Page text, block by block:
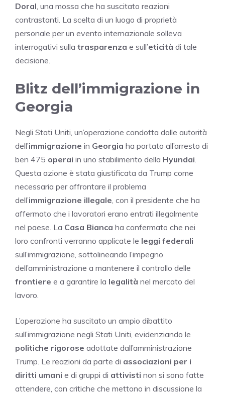
Doral , una mossa che ha suscitato reazioni
contrastanti. La scelta di un luogo di proprietà
personale per un evento internazionale solleva
interrogativi sulla trasparenza e sull’eticità di tale
decisione.
Blitz dell’immigrazione in
Georgia
Negli Stati Uniti, un’operazione condotta dalle autorità
dell’immigrazione in Georgia ha portato all’arresto di
ben 475 operai in uno stabilimento della Hyundai
Questa azione è stata giustificata da Trump come
necessaria per affrontare il problema
dell’immigrazione illegale , con il presidente che ha
affermato che i lavoratori erano entrati illegalmente
nel paese. La Casa Bianca ha confermato che nei
loro confronti verranno applicate le leggi federali
sull’immigrazione, sottolineando l’impegno
dell’amministrazione a mantenere il controllo delle
frontiere e a garantire la legalità nel mercato del
lavoro.
L’operazione ha suscitato un ampio dibattito
sull’immigrazione negli Stati Uniti, evidenziando le
politiche rigorose adottate dall’amministrazione
Trump. Le reazioni da parte di associazioni per i
diritti umani e di gruppi di attivisti non si sono fatte
attendere, con critiche che mettono in discussione la